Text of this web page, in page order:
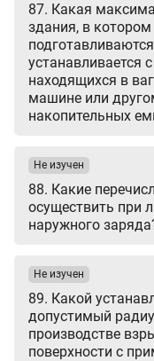
87. Какая
здания, в
устанавливается
находящихся в
машине или
накопительных
88. Какие
осуществить при
наружного
Не изучен
89. Какой
допустимый
производстве
поверхности с
Не изучен